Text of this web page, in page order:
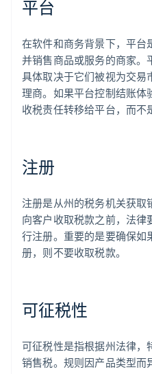
平台
在软件和商务背景下，平台
并销售商品或服务的商家。
具体取决于它们被视为交易
理商。如果平台控制结账体
收税责任转移给平台，而不
注册
注册是从州的税务机关获取
向客户收取税款之前，法
行注册。重要的是要确保如
册，则不要收取税款。
可征税性
可征税性是指根据州法律，
销售税。规则因产品类型而